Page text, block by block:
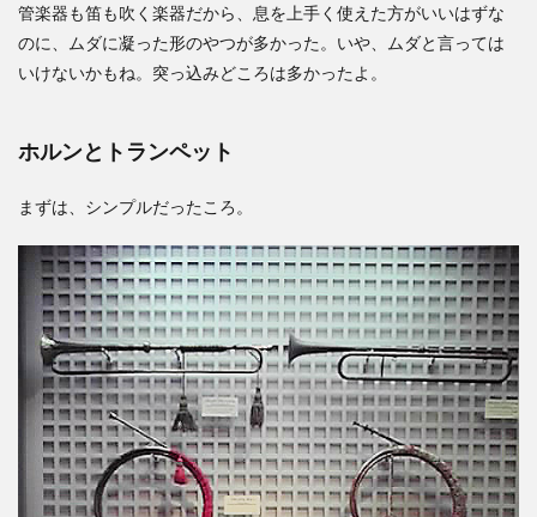
管楽器も笛も吹く楽器だから、息を上手く使えた方がいいはずな
のに、ムダに凝った形のやつが多かった。いや、ムダと言っては
いけないかもね。突っ込みどころは多かったよ。
ホルンとトランペット
まずは、シンプルだったころ。